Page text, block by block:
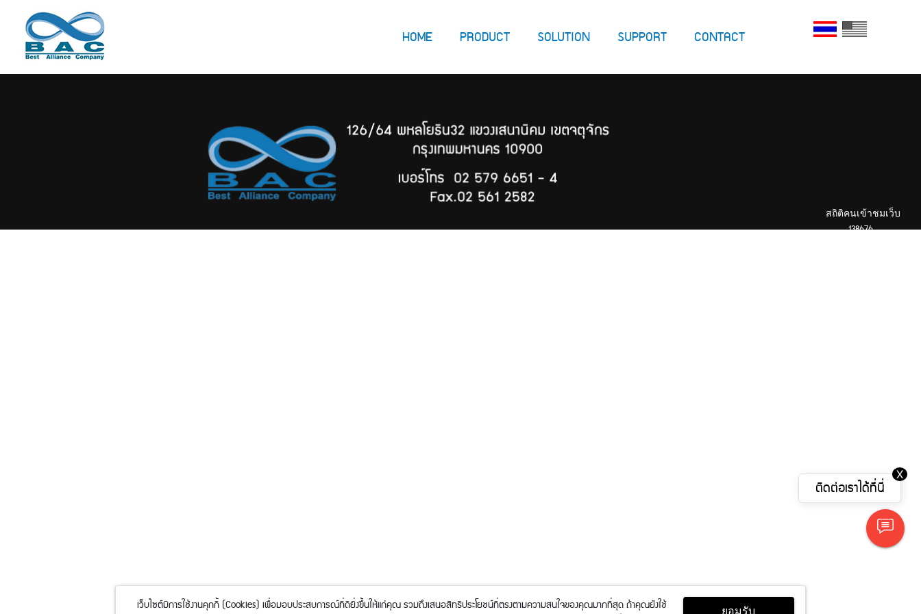
HOME PRODUCT SOLUTION SUPPORT CONTACT
สถิติคนเข้าชมเว็บ
138676
ติดต่อเราได้ที่นี่
X
เว็บไซต์มีการใช้งานคุกกี้ (Cookies) เพื่อมอบประสบการณ์ที่ดียิ่งขึ้นให้แก่คุณ รวมถึงเสนอสิทธิประโยชน์ที่ตรงตามความสนใจของคุณมากที่สุด ถ้าคุณยังใช้
ยอมรับ